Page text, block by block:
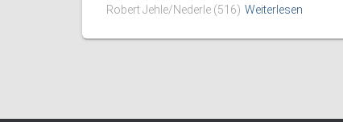
Robert Jehle/Nederle (516) Weiterlesen